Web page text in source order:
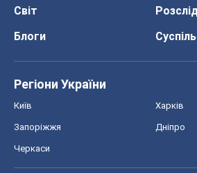
Світ
Блоги
Регіони України
Київ Харків
Запоріжжя Дніпро
Черкаси